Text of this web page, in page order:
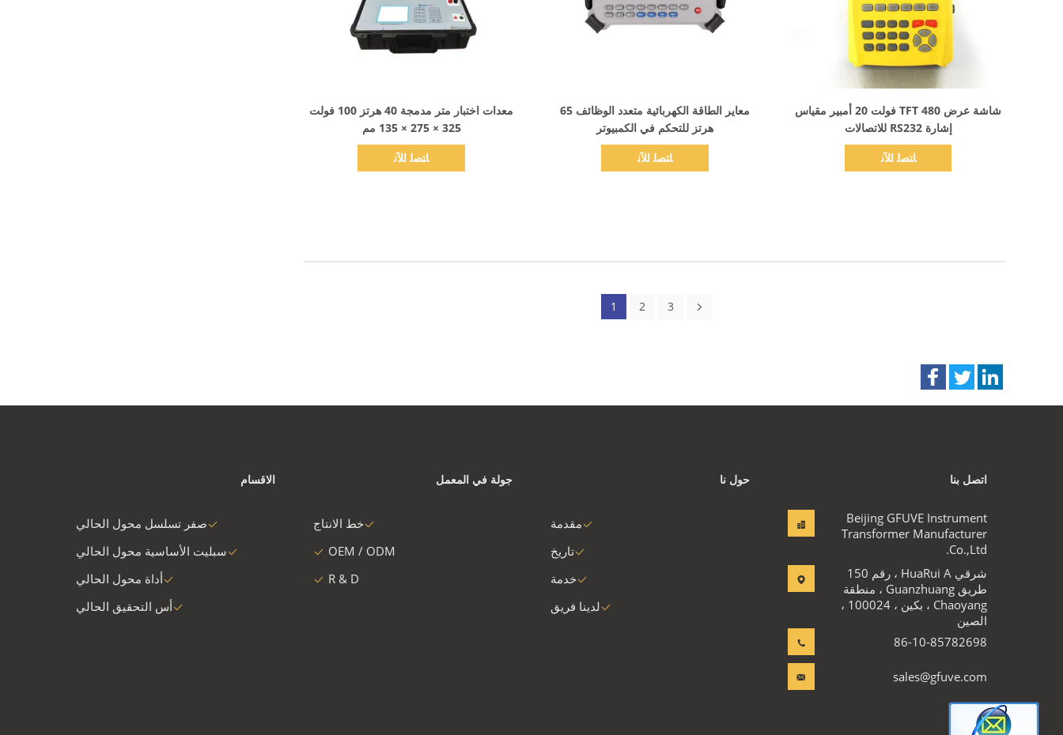
معدات اختبار متر مدمجة 40 هرتز 100 فولت
325 × 275 × 135 مم
ﺎﺘﺼﻟ ﺍﻶﻧ
معاير الطاقة الكهربائية متعدد الوظائف 65
هرتز للتحكم في الكمبيوتر
ﺎﺘﺼﻟ ﺍﻶﻧ
شاشة عرض TFT 480 فولت 20 أمبير مقياس
إشارة RS232 للاتصالات
ﺎﺘﺼﻟ ﺍﻶﻧ
1 2 3
الاقسام
صفر تسلسل محول الحالي
سبليت الأساسية محول الحالي
أداة محول الحالي
أس التحقيق الحالي
جولة في المعمل
خط الانتاج
OEM / ODM
R & D
حول نا
مقدمة
تاريخ
خدمة
لدينا فريق
اتصل بنا
Beijing GFUVE Instrument
Transformer Manufacturer
Co.,Ltd.
شرقي HuaRui A ، رقم 150
طريق Guanzhuang ، منطقة
Chaoyang ، بكين ، 100024 ،
الصين
86-10-85782698
sales@gfuve.com